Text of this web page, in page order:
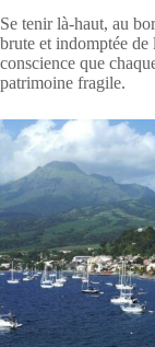
Se tenir là-haut, au
brute et indomptée de
conscience que
patrimoine fragile.